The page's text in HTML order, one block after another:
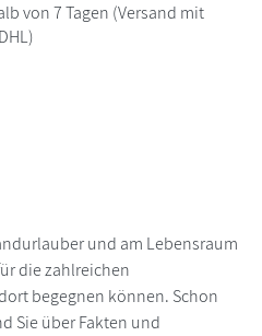
von 7 Tagen (Versand mit
und am Lebensraum
die zahlreichen
begegnen können. Schon
Sie über Fakten und